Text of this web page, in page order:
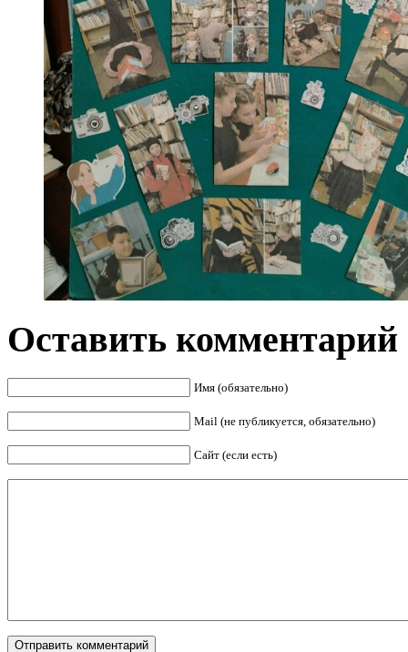
Оставить комментарий
Имя (обязательно)
Mail (не публикуется, обязательно)
Сайт (если есть)